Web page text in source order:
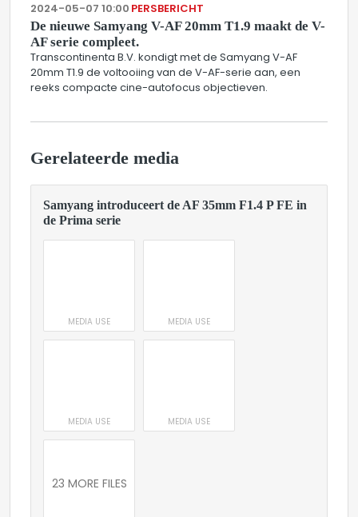
2024-05-07 10:00 PERSBERICHT
De nieuwe Samyang V-AF 20mm T1.9 maakt de V-
AF serie compleet.
Transcontinenta B.V. kondigt met de Samyang V-AF
20mm T1.9 de voltooiing van de V-AF-serie aan, een
reeks compacte cine-autofocus objectieven.
Gerelateerde media
Samyang introduceert de AF 35mm F1.4 P FE in
de Prima serie
MEDIA USE MEDIA USE
MEDIA USE MEDIA USE
23 MORE FILES